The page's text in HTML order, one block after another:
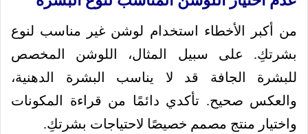
من أكبر الأخطاء استخدام لوشن غير مناسب لنوع
بشرتكِ. على سبيل المثال، اللوشن المخصص
للبشرة الجافة قد لا يناسب البشرة الدهنية،
والعكس صحيح. تأكدي دائمًا من قراءة المكونات
واختيار منتج مصمم خصيصًا لاحتياجات بشرتكِ.